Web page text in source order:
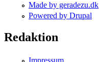
Made by geradezu.dk
Powered by Drupal
Redaktion